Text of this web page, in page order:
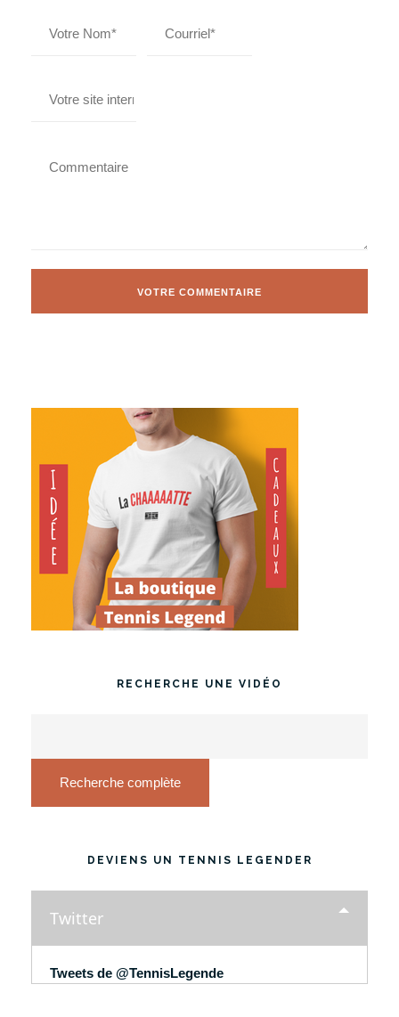
RECHERCHE UNE VIDÉO
Recherche complète
DEVIENS UN TENNIS LEGENDER
Twitter
Tweets de @TennisLegende